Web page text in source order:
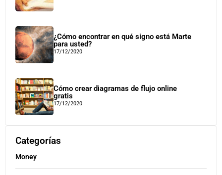
¿Cómo encontrar en qué signo está Marte
para usted?
17/12/2020
Cómo crear diagramas de flujo online
gratis
17/12/2020
Categorías
Money